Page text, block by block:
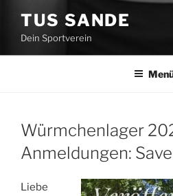
Inhalt
springen
TUS SANDE
Dein Sportverein
Würmchenlager
Anmeldungen:
Liebe